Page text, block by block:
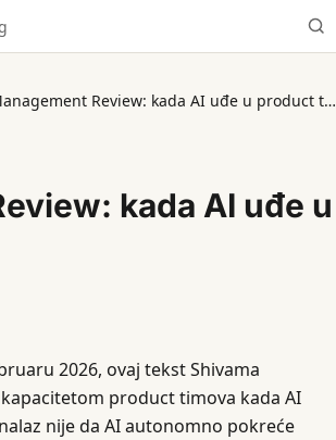
California Management Review: kada AI uđe u product tim
kada AI uđe u
2026, ovaj tekst Shivama
product timova kada AI
nije da AI autonomno pokreće